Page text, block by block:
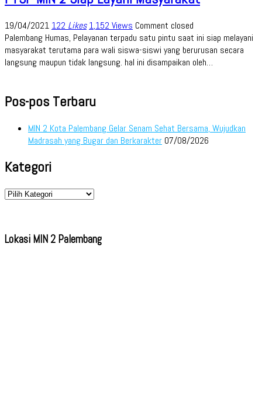
19/04/2021 122 Likes 1,152 Views Comment closed
Palembang Humas, Pelayanan terpadu satu pintu saat ini siap melayani
masyarakat terutama para wali siswa-siswi yang berurusan secara
langsung maupun tidak langsung. hal ini disampaikan oleh…
Pos-pos Terbaru
MIN 2 Kota Palembang Gelar Senam Sehat Bersama, Wujudkan
Madrasah yang Bugar dan Berkarakter 07/08/2026
Kategori
Kategori
Lokasi MIN 2 Palembang